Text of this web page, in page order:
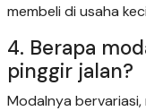
membeli di usaha
4. Berapa
pinggir jalan?
Modalnya